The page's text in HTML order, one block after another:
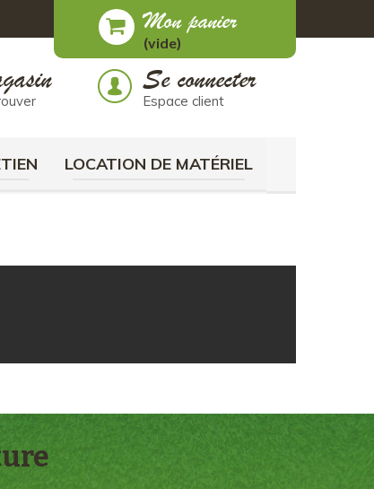
Mon panier
(vide)
Se connecter
Espace client
LOCATION DE MATÉRIEL